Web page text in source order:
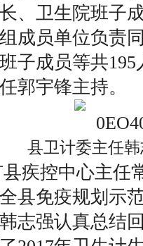
、卫生院班子
成员单位负责
子成员等共
郭宇锋主持。
县卫计委主任
疾控中心主任
县免疫规划示
志强认真总结